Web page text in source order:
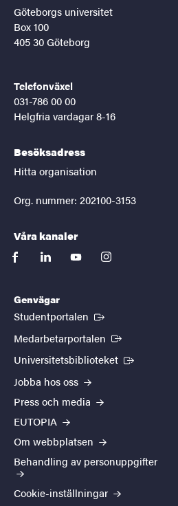
Göteborgs universitet
Box 100
405 30 Göteborg
Telefonväxel
031-786 00 00
Helgfria vardagar 8-16
Besöksadress
Hitta organisation
Org. nummer: 202100-3153
Våra kanaler
facebooklinkedinyoutubeinstagram
Genvägar
Studentportalen (Extern länk)
Medarbetarportalen (Extern länk)
Universitetsbiblioteket (Extern länk)
Jobba hos oss
Press och media
EUTOPIA
Om webbplatsen
Behandling av personuppgifter
Cookie-inställningar